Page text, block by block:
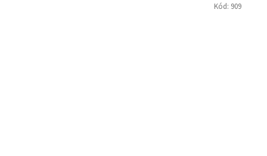
Kód: 909